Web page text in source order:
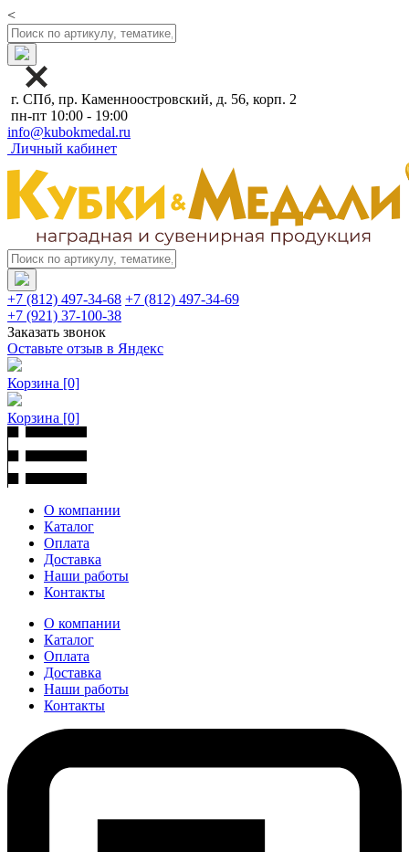
<
г. СПб, пр. Каменноостровский, д. 56, корп. 2
пн-пт 10:00 - 19:00
info@kubokmedal.ru
Личный кабинет
+7 (812) 497-34-68 +7 (812) 497-34-69
+7 (921) 37-100-38
Заказать звонок
Оставьте отзыв в Яндекс
Корзина [0]
Корзина [0]
О компании
Каталог
Оплата
Доставка
Наши работы
Контакты
О компании
Каталог
Оплата
Доставка
Наши работы
Контакты